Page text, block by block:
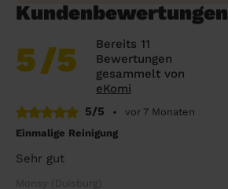
Kundenbewertungen
5/5
Bereits 11
Bewertungen
gesammelt von
eKomi
5/5
•
vor 7 Monaten
Einmalige Reinigung
Sehr gut
Monsy (Duisburg)